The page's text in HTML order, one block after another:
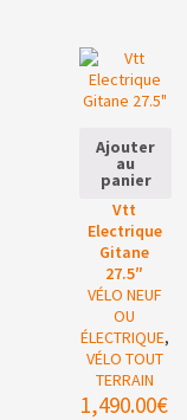
Ajouter
au
panier
Vtt
Electrique
Gitane
27.5″
VÉLO NEUF
OU
ÉLECTRIQUE,
VÉLO TOUT
TERRAIN
1,490.00€